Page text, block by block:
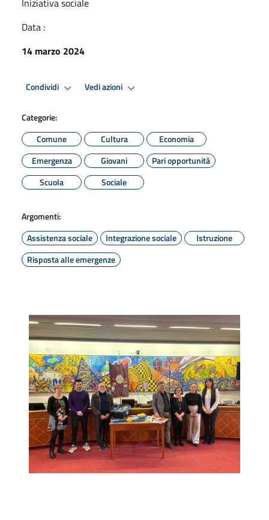
Data :
14 marzo 2024
Condividi Vedi azioni
Categorie:
Comune
Cultura
Economia
Emergenza
Giovani
Pari opportunità
Scuola
Sociale
Argomenti:
Assistenza sociale
Integrazione sociale
Istruzione
Risposta alle emergenze